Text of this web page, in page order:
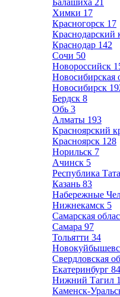
Балашиха 21
Химки 17
Красногорск 17
Краснодарский
Краснодар 142
Сочи 50
Новороссийск
Новосибирская
Новосибирск
Бердск 8
Обь 3
Алматы 193
Красноярский
Красноярск 128
Норильск 7
Ачинск 5
Республика
Казань 83
Набережные
Нижнекамск 5
Самарская
Самара 97
Тольятти 34
Свердловская
Екатеринбург 84
Нижний Тагил
Каменск-